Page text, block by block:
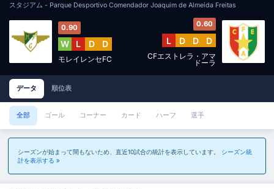
スタジアム - Parque Desportivo Comendador Joaquim de Almeida Freitas
0.90
W L D D
モレイレンセFC
0.60
L D D D
CFエストレラ・アマ
ドーラ
データ 順位表
全部 ゴール コーナー カード ハーフ 選手
シーズンが始まって間もないため、直近10試合の統計を表示しています。 シーズン統
計を表示する